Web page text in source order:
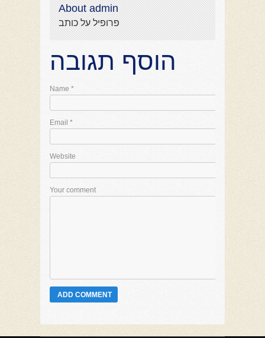
About admin
פרופיל על כותב
הוסף תגובה
Name *
Email *
Website
Your comment